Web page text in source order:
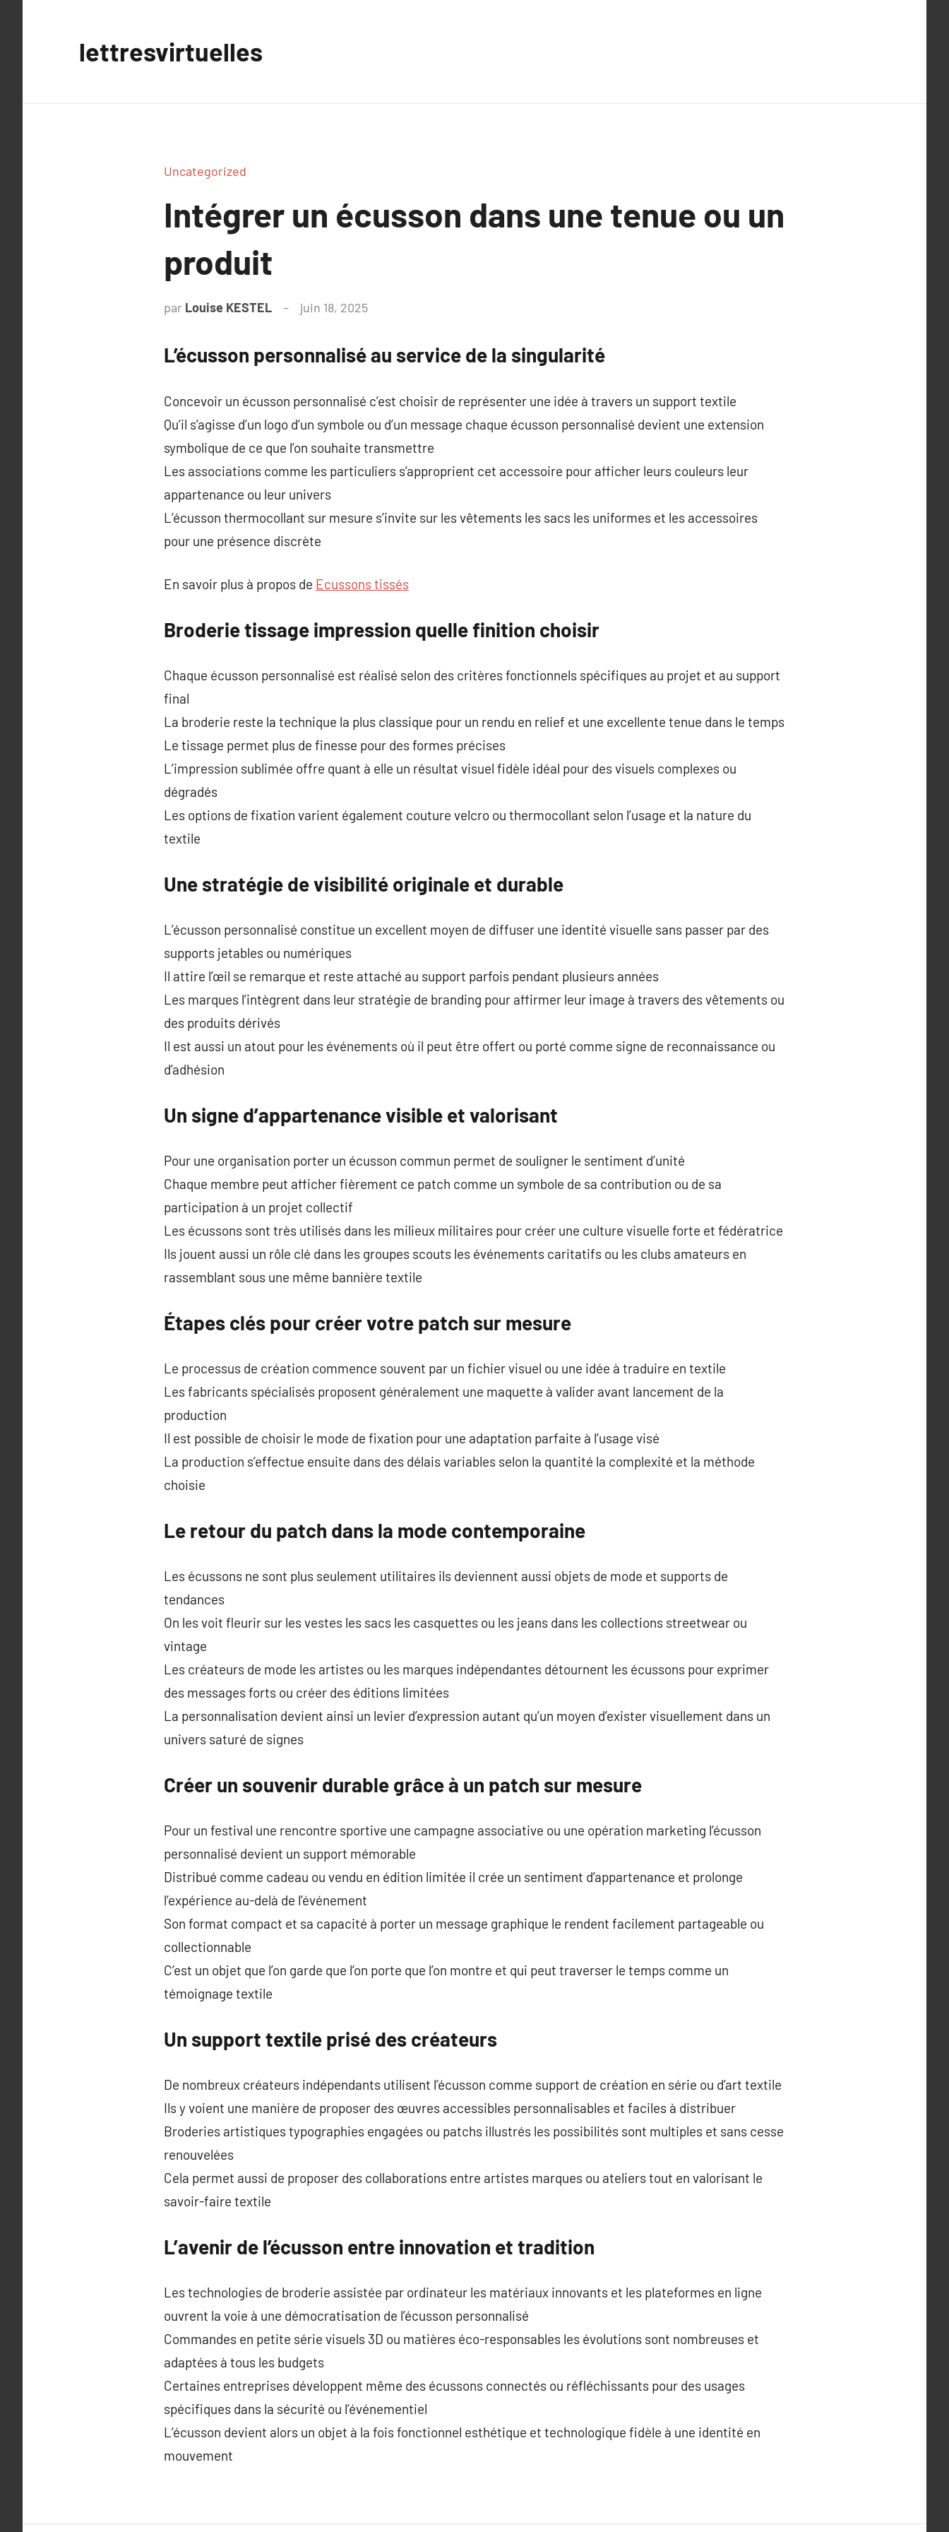
lettresvirtuelles
Uncategorized
Intégrer un écusson dans une tenue ou un
produit
par Louise KESTEL juin 18, 2025
L’écusson personnalisé au service de la singularité
Concevoir un écusson personnalisé c’est choisir de représenter une idée à travers un support textile
Qu’il s’agisse d’un logo d’un symbole ou d’un message chaque écusson personnalisé devient une extension
symbolique de ce que l’on souhaite transmettre
Les associations comme les particuliers s’approprient cet accessoire pour afficher leurs couleurs leur
appartenance ou leur univers
L’écusson thermocollant sur mesure s’invite sur les vêtements les sacs les uniformes et les accessoires
pour une présence discrète
En savoir plus à propos de Ecussons tissés
Broderie tissage impression quelle finition choisir
Chaque écusson personnalisé est réalisé selon des critères fonctionnels spécifiques au projet et au support
final
La broderie reste la technique la plus classique pour un rendu en relief et une excellente tenue dans le temps
Le tissage permet plus de finesse pour des formes précises
L’impression sublimée offre quant à elle un résultat visuel fidèle idéal pour des visuels complexes ou
dégradés
Les options de fixation varient également couture velcro ou thermocollant selon l’usage et la nature du
textile
Une stratégie de visibilité originale et durable
L’écusson personnalisé constitue un excellent moyen de diffuser une identité visuelle sans passer par des
supports jetables ou numériques
Il attire l’œil se remarque et reste attaché au support parfois pendant plusieurs années
Les marques l’intègrent dans leur stratégie de branding pour affirmer leur image à travers des vêtements ou
des produits dérivés
Il est aussi un atout pour les événements où il peut être offert ou porté comme signe de reconnaissance ou
d’adhésion
Un signe d’appartenance visible et valorisant
Pour une organisation porter un écusson commun permet de souligner le sentiment d’unité
Chaque membre peut afficher fièrement ce patch comme un symbole de sa contribution ou de sa
participation à un projet collectif
Les écussons sont très utilisés dans les milieux militaires pour créer une culture visuelle forte et fédératrice
Ils jouent aussi un rôle clé dans les groupes scouts les événements caritatifs ou les clubs amateurs en
rassemblant sous une même bannière textile
Étapes clés pour créer votre patch sur mesure
Le processus de création commence souvent par un fichier visuel ou une idée à traduire en textile
Les fabricants spécialisés proposent généralement une maquette à valider avant lancement de la
production
Il est possible de choisir le mode de fixation pour une adaptation parfaite à l’usage visé
La production s’effectue ensuite dans des délais variables selon la quantité la complexité et la méthode
choisie
Le retour du patch dans la mode contemporaine
Les écussons ne sont plus seulement utilitaires ils deviennent aussi objets de mode et supports de
tendances
On les voit fleurir sur les vestes les sacs les casquettes ou les jeans dans les collections streetwear ou
vintage
Les créateurs de mode les artistes ou les marques indépendantes détournent les écussons pour exprimer
des messages forts ou créer des éditions limitées
La personnalisation devient ainsi un levier d’expression autant qu’un moyen d’exister visuellement dans un
univers saturé de signes
Créer un souvenir durable grâce à un patch sur mesure
Pour un festival une rencontre sportive une campagne associative ou une opération marketing l’écusson
personnalisé devient un support mémorable
Distribué comme cadeau ou vendu en édition limitée il crée un sentiment d’appartenance et prolonge
l’expérience au-delà de l’événement
Son format compact et sa capacité à porter un message graphique le rendent facilement partageable ou
collectionnable
C’est un objet que l’on garde que l’on porte que l’on montre et qui peut traverser le temps comme un
témoignage textile
Un support textile prisé des créateurs
De nombreux créateurs indépendants utilisent l’écusson comme support de création en série ou d’art textile
Ils y voient une manière de proposer des œuvres accessibles personnalisables et faciles à distribuer
Broderies artistiques typographies engagées ou patchs illustrés les possibilités sont multiples et sans cesse
renouvelées
Cela permet aussi de proposer des collaborations entre artistes marques ou ateliers tout en valorisant le
savoir-faire textile
L’avenir de l’écusson entre innovation et tradition
Les technologies de broderie assistée par ordinateur les matériaux innovants et les plateformes en ligne
ouvrent la voie à une démocratisation de l’écusson personnalisé
Commandes en petite série visuels 3D ou matières éco-responsables les évolutions sont nombreuses et
adaptées à tous les budgets
Certaines entreprises développent même des écussons connectés ou réfléchissants pour des usages
spécifiques dans la sécurité ou l’événementiel
L’écusson devient alors un objet à la fois fonctionnel esthétique et technologique fidèle à une identité en
mouvement